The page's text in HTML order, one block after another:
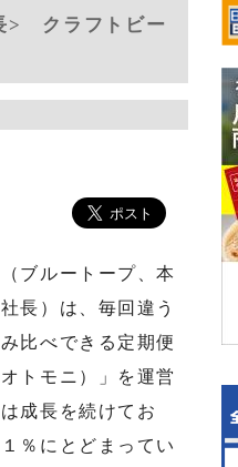
> クラフトビー
ブルートープ、本
長）は、毎回違う
比べできる定期便
トモニ）」を運営
成長を続けてお
％にとどまってい